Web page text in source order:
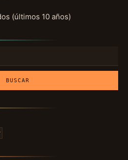
(últimos 10 años)